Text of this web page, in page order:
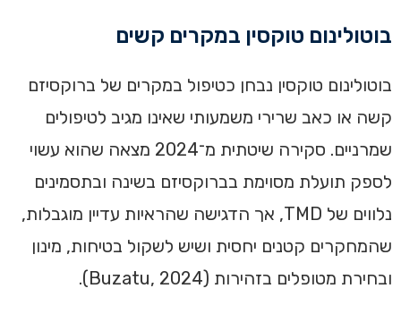
בוטולינום טוקסין במקרים קשים
בוטולינום טוקסין נבחן כטיפול במקרים של ברוקסיזם
קשה או כאב שרירי משמעותי שאינו מגיב לטיפולים
שמרניים. סקירה שיטתית מ־2024 מצאה שהוא עשוי
לספק תועלת מסוימת בברוקסיזם בשינה ובתסמינים
נלווים של TMD, אך הדגישה שהראיות עדיין מוגבלות,
שהמחקרים קטנים יחסית ושיש לשקול בטיחות, מינון
ובחירת מטופלים בזהירות (Buzatu, 2024).